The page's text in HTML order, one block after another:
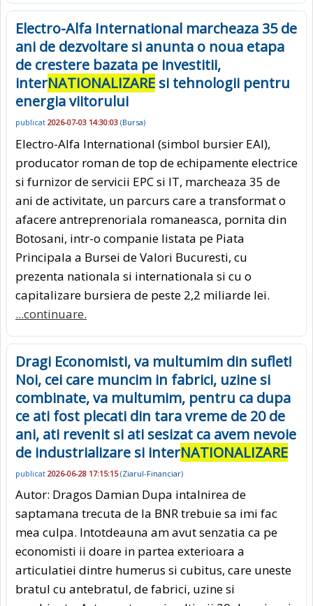
Electro-Alfa International marcheaza 35 de
ani de dezvoltare si anunta o noua etapa
de crestere bazata pe investitii,
interNATIONALIZARE si tehnologii pentru
energia viitorului
publicat 2026-07-03 14:30:03 (Bursa)
Electro-Alfa International (simbol bursier EAI),
producator roman de top de echipamente electrice
si furnizor de servicii EPC si IT, marcheaza 35 de
ani de activitate, un parcurs care a transformat o
afacere antreprenoriala romaneasca, pornita din
Botosani, intr-o companie listata pe Piata
Principala a Bursei de Valori Bucuresti, cu
prezenta nationala si internationala si cu o
capitalizare bursiera de peste 2,2 miliarde lei.
...continuare.
Dragi Economisti, va multumim din suflet!
Noi, cei care muncim in fabrici, uzine si
combinate, va multumim, pentru ca dupa
ce ati fost plecati din tara vreme de 20 de
ani, ati revenit si ati sesizat ca avem nevoie
de industrializare si interNATIONALIZARE
publicat 2026-06-28 17:15:15(Ziarul-Financiar)
Autor: Dragos Damian Dupa intalnirea de
saptamana trecuta de la BNR trebuie sa imi fac
mea culpa. Intotdeauna am avut senzatia ca pe
economisti ii doare in partea exterioara a
articulatiei dintre humerus si cubitus, care uneste
bratul cu antebratul, de fabrici, uzine si